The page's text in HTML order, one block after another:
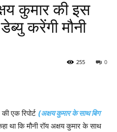
कुमार की इस
करेंगी मौनी
0
255
एक रिपोर्ट (अक्षय कुमार के साथ बिग
था कि मौनी रॉय अक्षय कुमार के साथ